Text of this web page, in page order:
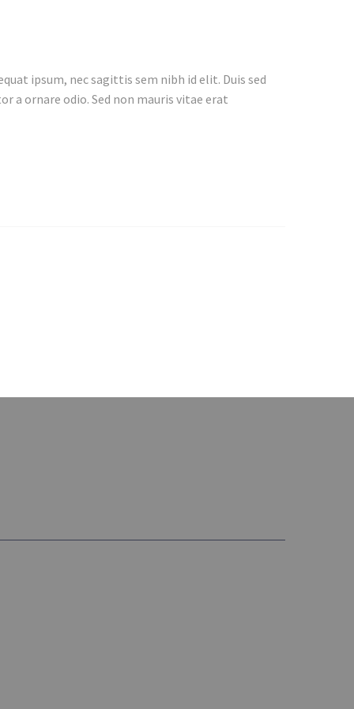
ipsum, nec sagittis sem nibh id elit. Duis sed
a ornare odio. Sed non mauris vitae erat